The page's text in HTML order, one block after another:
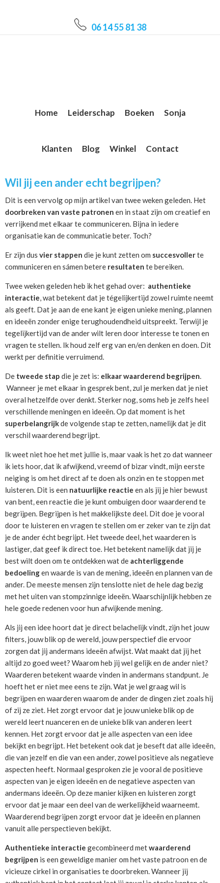
06 14 55 81 38
Home Leiderschap Boeken Sonja
Klanten Blog Winkel Contact
Wil jij een ander echt begrijpen?
Dit is een vervolg op mijn artikel van twee weken geleden. Het
doorbreken van vaste patronen en in staat zijn om creatief en
verrijkend met elkaar te communiceren. Bijna in iedere
organisatie kan de communicatie beter. Toch?
Er zijn dus vier stappen die je kunt zetten om succesvollerte
communiceren en sámen betere resultaten te bereiken.
Twee weken geleden heb ik het gehad over: authentieke
interactie, wat betekent dat je tégelijkertijd zowel ruimte neemt
als geeft. Dat je aan de ene kant je eigen unieke mening, plannen
en ideeën zonder enige terughoudendheid uitspreekt. Terwijl je
tegelijkertijd van de ander wilt leren door interesse te tonen en
vragen te stellen. Ik houd zelf erg van en/en denken en doen. Dit
werkt per definitie verruimend.
De tweede stap die je zet is: elkaarwaarderend begrijpen.
Wanneer je met elkaar in gesprek bent, zul je merken dat je niet
overal hetzelfde over denkt. Sterker nog, soms heb je zelfs heel
verschillende meningen en ideeën. Op dat moment is het
superbelangrijkde volgende stap te zetten, namelijk dat je dit
verschil waarderend begrijpt.
Ik weet niet hoe het met jullie is, maar vaak is het zo dat wanneer
ik iets hoor, dat ik afwijkend, vreemd of bizar vindt, mijn eerste
neiging is om het direct af te doen als onzin en te stoppen met
luisteren. Dit is een natuurlijke reactie en als jij je hier bewust
van bent, een reactie die je kunt ombuigen door waarderend te
begrijpen. Begrijpen is het makkelijkste deel. Dit doe je vooral
door te luisteren en vragen te stellen om er zeker van te zijn dat
je de ander écht begrijpt. Het tweede deel, het waarderen is
lastiger, dat geef ik direct toe. Het betekent namelijk dat jij je
best wilt doen om te ontdekken wat de achterliggende
bedoelingen waarde is van de mening, ideeën en plannen van de
ander. De meeste mensen zijn tenslotte niet de hele dag bezig
met het uiten van stompzinnige ideeën. Waarschijnlijk hebben ze
hele goede redenen voor hun afwijkende mening.
Als jij een idee hoort dat je direct belachelijk vindt, zijn het jouw
filters, jouw blik op de wereld, jouw perspectief die ervoor
zorgen dat jij andermans ideeën afwijst. Wat maakt dat jij het
altijd zo goed weet? Waarom heb jij wel gelijk en de ander niet?
Waarderen betekent waarde vinden in andermans standpunt. Je
hoeft het er niet mee eens te zijn. Wat je wel graag wil is
begrijpen en waarderen waarom de ander de dingen ziet zoals hij
of zij ze ziet. Het zorgt ervoor dat je jouw unieke blik op de
wereld leert nuanceren en de unieke blik van anderen leert
kennen. Het zorgt ervoor dat je alle aspecten van een idee
bekijkt en begrijpt. Het betekent ook dat je beseft dat alle ideeën,
die van jezelf en die van een ander, zowel positieve als negatieve
aspecten heeft. Normaal gesproken zie je vooral de positieve
aspecten van je eigen ideeën en de negatieve aspecten van
andermans ideeën. Op deze manier kijken en luisteren zorgt
ervoor dat je maar een deel van de werkelijkheid waarneemt.
Waarderend begrijpen zorgt ervoor dat je ideeën en plannen
vanuit alle perspectieven bekijkt.
Authentieke interactie gecombineerd metwaarderend
begrijpen is een geweldige manier om het vaste patroon en de
vicieuze cirkel in organisaties te doorbreken. Wanneer jij